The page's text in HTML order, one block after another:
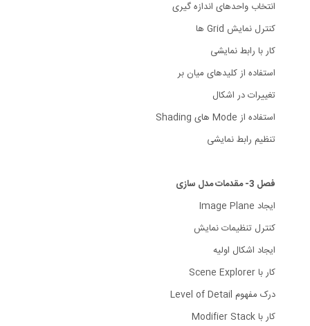
انتخاب واحدهای اندازه گیری
کنترل نمایش Grid ها
کار با رابط نمایشی
استفاده از کلیدهای میان بر
تغییرات در اشکال
استفاده از Mode های Shading
تنظیم رابط نمایشی
فصل 3- مقدمات مدل سازی
ایجاد Image Plane
کنترل تنظیمات نمایش
ایجاد اشکال اولیه
کار با Scene Explorer
درک مفهوم Level of Detail
کار با Modifier Stack